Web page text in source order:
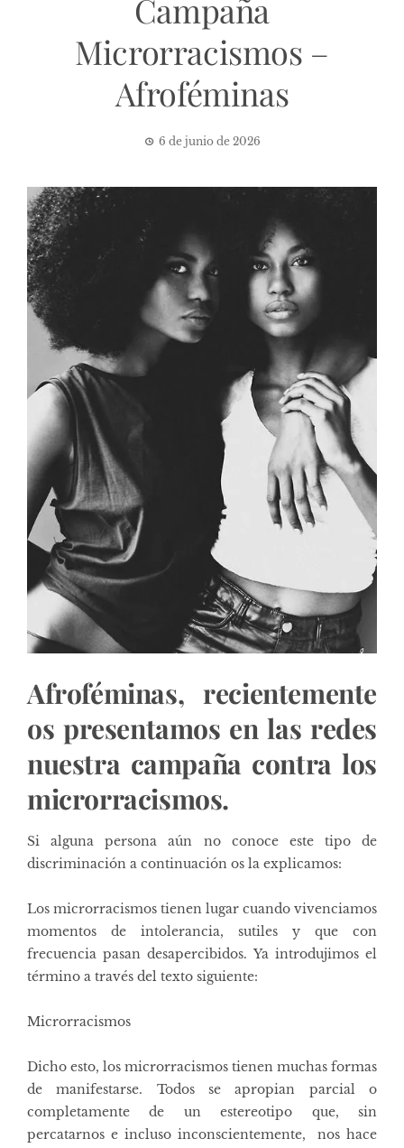
Campaña
Microrracismos –
Afroféminas
6 de junio de 2026
Afroféminas, recientemente
os presentamos en las redes
nuestra campaña contra los
microrracismos.
Si alguna persona aún no conoce este tipo de
discriminación a continuación os la explicamos:
Los microrracismos tienen lugar cuando vivenciamos
momentos de intolerancia, sutiles y que con
frecuencia pasan desapercibidos. Ya introdujimos el
término a través del texto siguiente:
Microrracismos
Dicho esto, los microrracismos tienen muchas formas
de manifestarse. Todos se apropian parcial o
completamente de un estereotipo que, sin
percatarnos e incluso inconscientemente, nos hace